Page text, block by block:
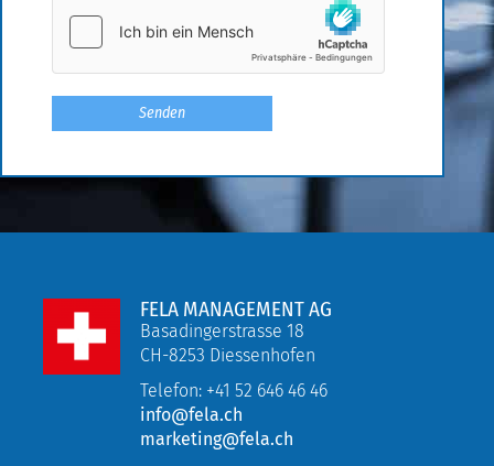
FELA MANAGEMENT AG
Basadingerstrasse 18
CH-8253 Diessenhofen
Telefon: +41 52 646 46 46
info@fela.ch
marketing@fela.ch